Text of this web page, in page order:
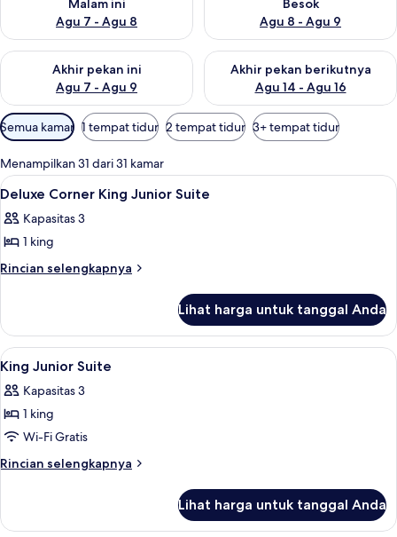
Malam ini
Agu 7 - Agu 8
Besok
Agu 8 - Agu 9
Akhir pekan ini
Agu 7 - Agu 9
Periksa ketersediaan untuk akhir pekan ini Agu 7 - Agu 9
Akhir pekan berikutnya
Agu 14 - Agu 16
Periksa ketersediaan untuk
Filter
tersedia
untuk
kamar
Semua kamar 1 tempat tidur 2 tempat tidur 3+ tempat tidur
Menampilkan 31 dari 31 kamar
Lihat
semua
foto
untuk
Deluxe
Junior
Suite
Seprai antialergi, brankas, meja
5
Deluxe Corner King Junior Suite
Kapasitas 3
1 king
Rincian selengkapnya
Rincian
Deluxe
Corner
King
Junior
Suite
Lihat harga untuk tanggal Anda
Lihat
semua
foto
untuk
King
Junior
Seprai antialergi, brankas, meja
6
King Junior Suite
Kapasitas 3
1 king
Wi-Fi Gratis
Rincian selengkapnya
Rincian
King
Lihat harga untuk tanggal Anda